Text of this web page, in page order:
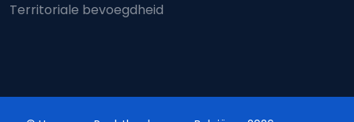
Territoriale bevoegdheid